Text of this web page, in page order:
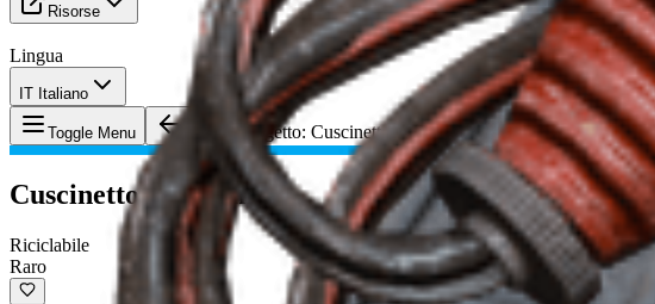
Risorse
Lingua
IT Italiano
Toggle Menu Oggetto: Cuscinetto di Gomma
Cuscinetto di Gomma
Riciclabile
Raro